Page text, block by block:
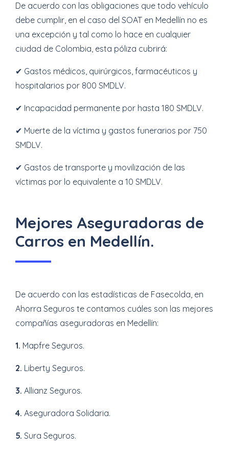
De acuerdo con las obligaciones que todo vehículo
debe cumplir, en el caso del SOAT en Medellín no es
una excepción y tal como lo hace en cualquier
ciudad de Colombia, esta póliza cubrirá:
✔ Gastos médicos, quirúrgicos, farmacéuticos y
hospitalarios por 800 SMDLV.
✔ Incapacidad permanente por hasta 180 SMDLV.
✔ Muerte de la víctima y gastos funerarios por 750
SMDLV.
✔ Gastos de transporte y movilización de las
víctimas por lo equivalente a 10 SMDLV.
Mejores Aseguradoras de
Carros en Medellín.
De acuerdo con las estadísticas de Fasecolda, en
Ahorra Seguros te contamos cuáles son las mejores
compañías aseguradoras en Medellín:
1. Mapfre Seguros.
2. Liberty Seguros.
3. Allianz Seguros.
4. Aseguradora Solidaria.
5. Sura Seguros.